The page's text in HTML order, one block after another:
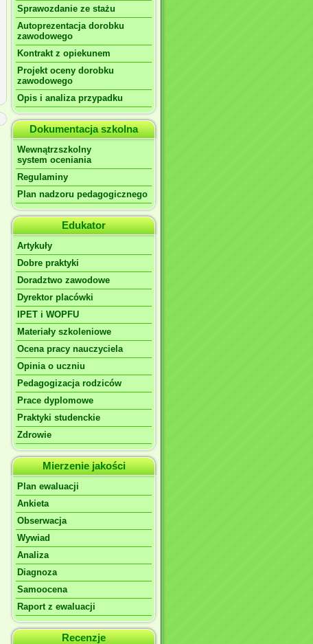
Sprawozdanie ze stażu
Autoprezentacja dorobku
zawodowego
Kontrakt z opiekunem
Projekt oceny dorobku
zawodowego
Opis i analiza przypadku
Dokumentacja szkolna
Wewnątrzszkolny
system oceniania
Regulaminy
Plan nadzoru pedagogicznego
Edukator
Artykuły
Dobre praktyki
Doradztwo zawodowe
Dyrektor placówki
IPET i WOPFU
Materiały szkoleniowe
Ocena pracy nauczyciela
Opinia o uczniu
Pedagogizacja rodziców
Prace dyplomowe
Praktyki studenckie
Zdrowie
Mierzenie jakości
Plan ewaluacji
Ankieta
Obserwacja
Wywiad
Analiza
Diagnoza
Samoocena
Raport z ewaluacji
Recenzje